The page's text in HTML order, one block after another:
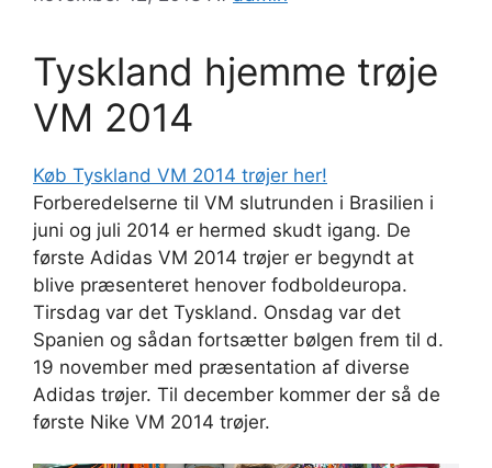
Tyskland hjemme trøje
VM 2014
Køb Tyskland VM 2014 trøjer her!
Forberedelserne til VM slutrunden i Brasilien i
juni og juli 2014 er hermed skudt igang. De
første Adidas VM 2014 trøjer er begyndt at
blive præsenteret henover fodboldeuropa.
Tirsdag var det Tyskland. Onsdag var det
Spanien og sådan fortsætter bølgen frem til d.
19 november med præsentation af diverse
Adidas trøjer. Til december kommer der så de
første Nike VM 2014 trøjer.